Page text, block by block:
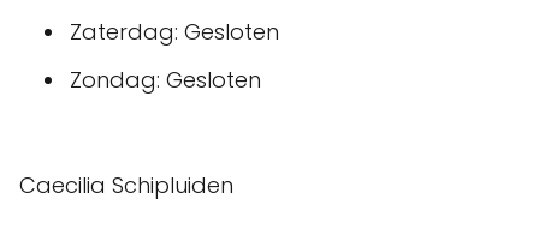
Zaterdag: Gesloten
Zondag: Gesloten
Caecilia Schipluiden